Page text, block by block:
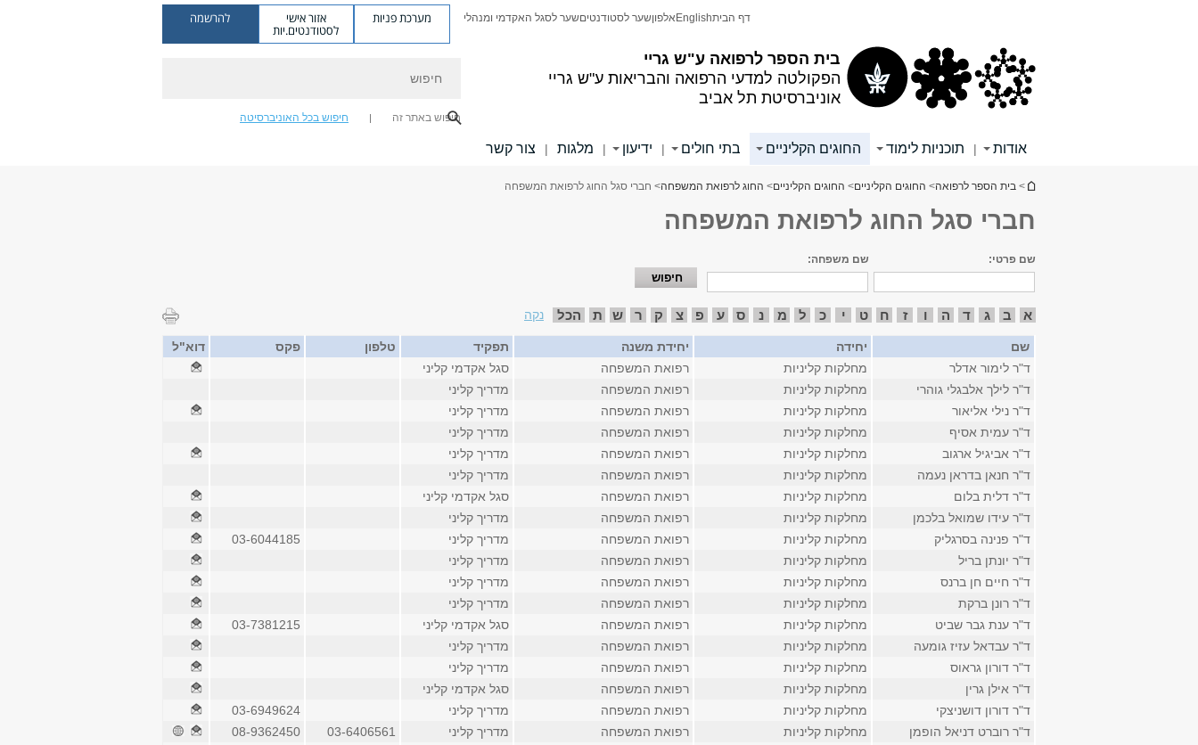
בית הספר לרפואה ע"ש גריי
הפקולטה למדעי הרפואה והבריאות ע"ש גריי
אוניברסיטת תל אביב
דף הביתEnglish אלפוןשער לסטודנטיםשער לסגל האקדמי ומנהלי מערכת פניות אזור אישי
לסטודנטים.יות
להרשמה
חיפוש באתר זה חיפוש בכל האוניברסיטה
אודות | תוכניות לימוד החוגים הקליניים בתי חולים | ידיעון | מלגות | צור קשר
הינך נמצא כאן
> בית הספר לרפואה> החוגים הקליניים> החוגים הקליניים> החוג לרפואת המשפחה> חברי סגל החוג לרפואת המשפחה
חברי סגל החוג לרפואת המשפחה
שם פרטי: שם משפחה:
א ב ג ד ה ו ז ח ט י כ ל מ נ ס ע פ צ ק ר ש ת הכל נקה
שם יחידה יחידת משנה תפקיד טלפון פקס
דוא"ל
ד"ר לימור אדלר
מחלקות קליניות רפואת המשפחה
סגל אקדמי קליני
ד"ר לילך אלבגלי גוהרי
מחלקות קליניות רפואת המשפחה
מדריך קליני
ד"ר נילי אליאור
מחלקות קליניות רפואת המשפחה
מדריך קליני
ד"ר עמית אסיף
מחלקות קליניות רפואת המשפחה
מדריך קליני
ד"ר אביגיל ארגוב
מחלקות קליניות רפואת המשפחה
מדריך קליני
ד"ר חנאן בדראן נעמה
מחלקות קליניות רפואת המשפחה
מדריך קליני
ד"ר דלית בלום
מחלקות קליניות רפואת המשפחה
סגל אקדמי קליני
ד"ר עידו שמואל בלכמן
מחלקות קליניות רפואת המשפחה
מדריך קליני
ד"ר פנינה בסרגליק
מחלקות קליניות רפואת המשפחה מדריך קליני
03-6044185
ד"ר יונתן בריל
מחלקות קליניות רפואת המשפחה
מדריך קליני
ד"ר חיים חן ברנס
מחלקות קליניות רפואת המשפחה
מדריך קליני
ד"ר רונן ברקת
מחלקות קליניות רפואת המשפחה
מדריך קליני
ד"ר ענת גבר שביט
מחלקות קליניות רפואת המשפחה סגל אקדמי קליני
03-7381215
ד"ר עבדאל עזיז גומעה
מחלקות קליניות רפואת המשפחה
מדריך קליני
ד"ר דורון גראוס
מחלקות קליניות רפואת המשפחה
מדריך קליני
ד"ר אילן גרין
מחלקות קליניות רפואת המשפחה
סגל אקדמי קליני
ד"ר דורון דושניצקי
מחלקות קליניות רפואת המשפחה מדריך קליני
03-6949624
ד"ר רוברט דניאל הופמן
מחלקות קליניות רפואת המשפחה מדריך קליני 03-6406561
08-9362450